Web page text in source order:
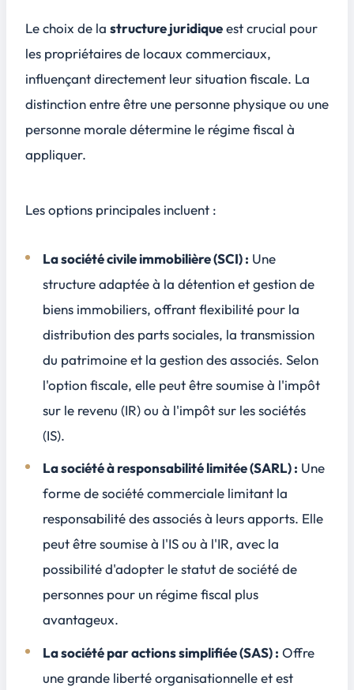
Le choix de la structure juridiqueest crucial pour
les propriétaires de locaux commerciaux,
influençant directement leur situation fiscale. La
distinction entre être une personne physiqueou une
personne moraledétermine le régime fiscal à
appliquer.
Les options principales incluent :
La société civile immobilière (SCI) : Une
structure adaptée à la détention et gestion de
biens immobiliers, offrant flexibilité pour la
distribution des parts sociales, la transmission
du patrimoine et la gestion des associés. Selon
l'option fiscale, elle peut être soumise à l'impôt
sur le revenu (IR) ou à l'impôt sur les sociétés
(IS).
La société à responsabilité limitée (SARL) : Une
forme de société commerciale limitant la
responsabilité des associés à leurs apports. Elle
peut être soumise à l'IS ou à l'IR, avec la
possibilité d'adopter le statut de société de
personnes pour un régime fiscal plus
avantageux.
La société par actions simplifiée (SAS) : Offre
une grande liberté organisationnelle et est